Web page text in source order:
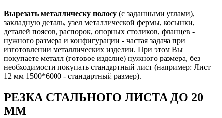
Вырезать металлическу полосу (с заданными углами),
закладную деталь, узел металлической фермы, косынки,
деталей поясов, распорок, опорных столиков, фланцев -
нужного размера и конфигурации - частая задача при
изготовлении металлических изделии. При этом Вы
покупаете металл (готовое изделие) нужного размера, без
необходимости покупать стандартный лист (например: Лист
12 мм 1500*6000 - стандартный размер).
РЕЗКА СТАЛЬНОГО ЛИСТА ДО 20
ММ